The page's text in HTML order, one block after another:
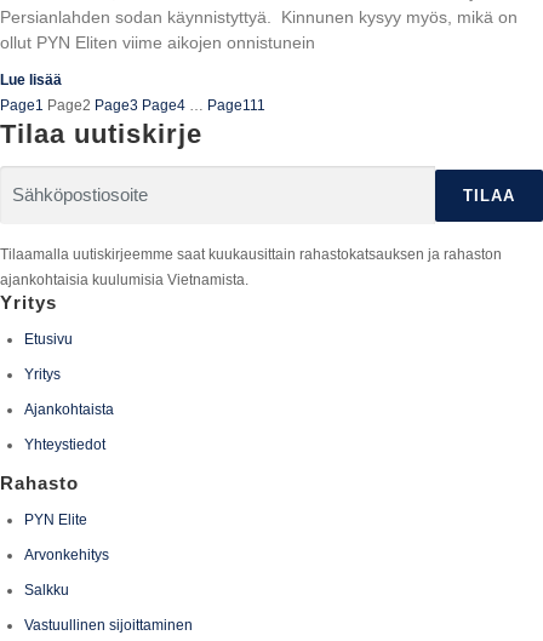
Persianlahden sodan käynnistyttyä. Kinnunen kysyy myös, mikä on
ollut PYN Eliten viime aikojen onnistunein
Lue lisää
Page1 Page2 Page3 Page4 … Page111
Tilaa uutiskirje
Tilaamalla uutiskirjeemme saat kuukausittain rahastokatsauksen ja rahaston
ajankohtaisia kuulumisia Vietnamista.
Yritys
Etusivu
Yritys
Ajankohtaista
Yhteystiedot
Rahasto
PYN Elite
Arvonkehitys
Salkku
Vastuullinen sijoittaminen